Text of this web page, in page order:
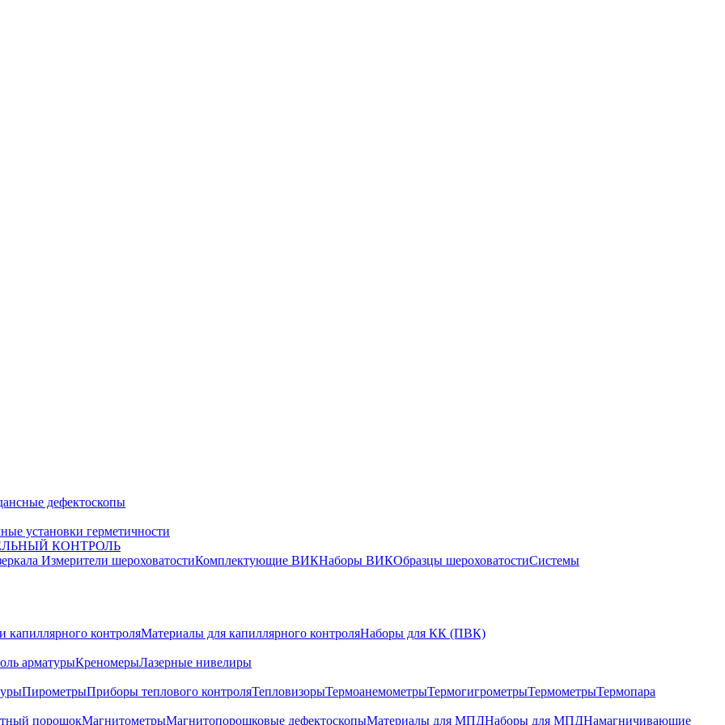
дефектоскопы
установки герметичности
КОНТРОЛЬ
Измерители шероховатостиКомплектующие ВИКНаборы ВИКОбразцы шероховатостиСистемы
капиллярного контроляМатериалы для капиллярного контроляНаборы для КК (ПВК)
арматурыКреномерыЛазерные нивелиры
ПирометрыПриборы теплового контроляТепловизорыТермоанемометрыТермогигрометрыТермометрыТермопара
порошокМагнитометрыМагнитопорошковые дефектоскопыМатериалы для МПДНаборы для МПДНамагничивающие